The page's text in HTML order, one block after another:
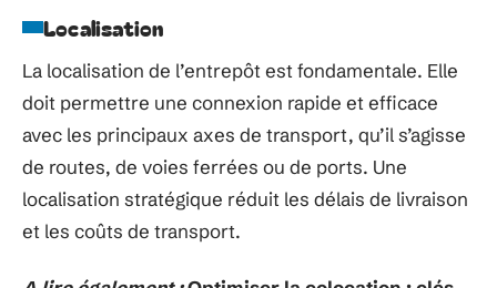
Localisation
La localisation de l’entrepôt est fondamentale. Elle
doit permettre une connexion rapide et efficace
avec les principaux axes de transport, qu’il s’agisse
de routes, de voies ferrées ou de ports. Une
localisation stratégique réduit les délais de livraison
et les coûts de transport.